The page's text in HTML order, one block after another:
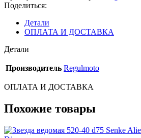
edition
Поделиться:
Детали
ОПЛАТА И ДОСТАВКА
Детали
Производитель Regulmoto
ОПЛАТА И ДОСТАВКА
Похожие товары